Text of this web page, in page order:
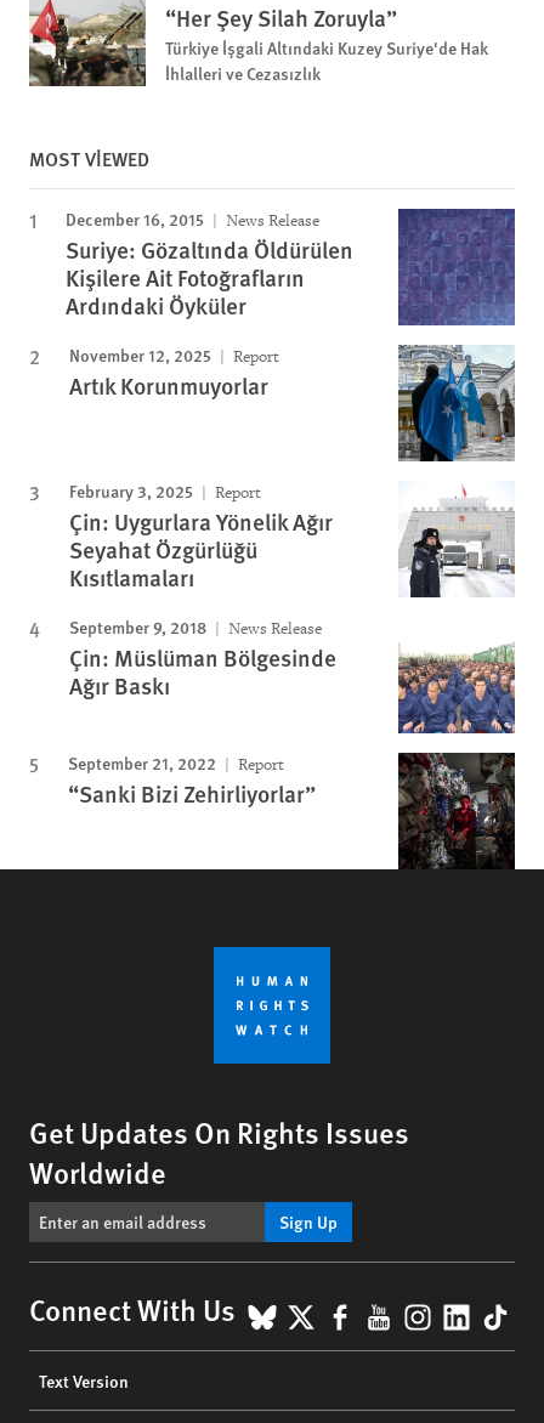
“Her Şey Silah Zoruyla”
Türkiye İşgali Altındaki Kuzey Suriye'de Hak
İhlalleri ve Cezasızlık
MOST VIEWED
December 16, 2015 News Release
Suriye: Gözaltında Öldürülen
Kişilere Ait Fotoğrafların
Ardındaki Öyküler
November 12, 2025 Report
Artık Korunmuyorlar
February 3, 2025 Report
Çin: Uygurlara Yönelik Ağır
Seyahat Özgürlüğü
Kısıtlamaları
September 9, 2018 News Release
Çin: Müslüman Bölgesinde
Ağır Baskı
September 21, 2022 Report
“Sanki Bizi Zehirliyorlar”
Get Updates On Rights Issues
Worldwide
Sign Up
Connect With Us BlueSky
X Facebook
YouTube
menu
Text Version